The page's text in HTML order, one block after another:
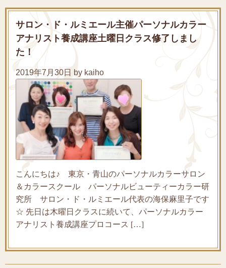
サロン・ド・ルミエール主催パーソナルカラー
アナリスト養成講座土曜日クラス修了しまし
た！
2019年7月30日 by kaiho
こんにちは♪ 東京・青山のパーソナルカラーサロン
＆カラースクール パーソナルビューティーカラー研
究所 サロン・ド・ルミエール代表の海保麻里子です
☆ 先日は木曜日クラスに続いて、パーソナルカラー
アナリスト養成講座プロコース […]